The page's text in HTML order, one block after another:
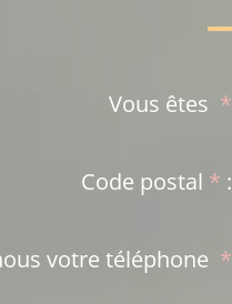
*
Code postal * :
*